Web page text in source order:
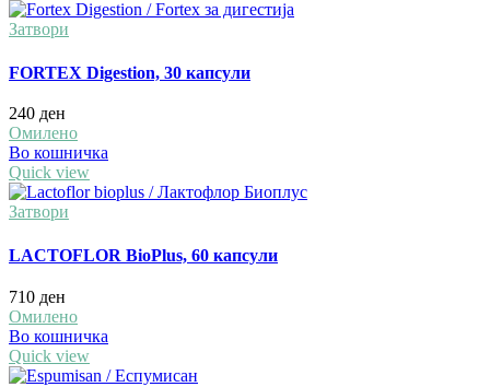
Затвори
FORTEX Digestion, 30 капсули
240 ден
Омилено
Во кошничка
Quick view
Затвори
LACTOFLOR BioPlus, 60 капсули
710 ден
Омилено
Во кошничка
Quick view